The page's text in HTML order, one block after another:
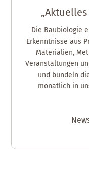
Die Baubiologie
Erkenntnisse aus
Materialien,
Veranstaltungen
und bündeln
monatlich in